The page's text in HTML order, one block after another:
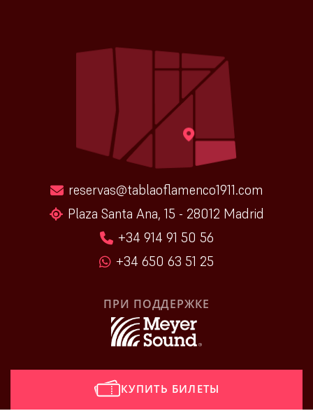
КУПИТЬ БИЛЕТЫ
reservas@tablaoflamenco1911.com
Plaza Santa Ana, 15 - 28012 Madrid
+34 914 91 50 56
+34 650 63 51 25
ПРИ ПОДДЕРЖКЕ